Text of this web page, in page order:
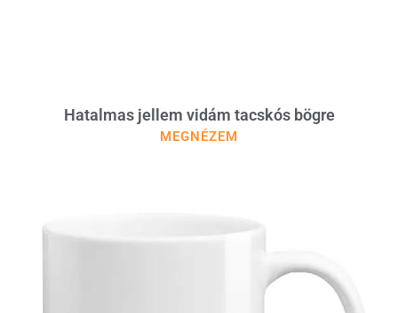
Hatalmas jellem vidám tacskós bögre
MEGNÉZEM